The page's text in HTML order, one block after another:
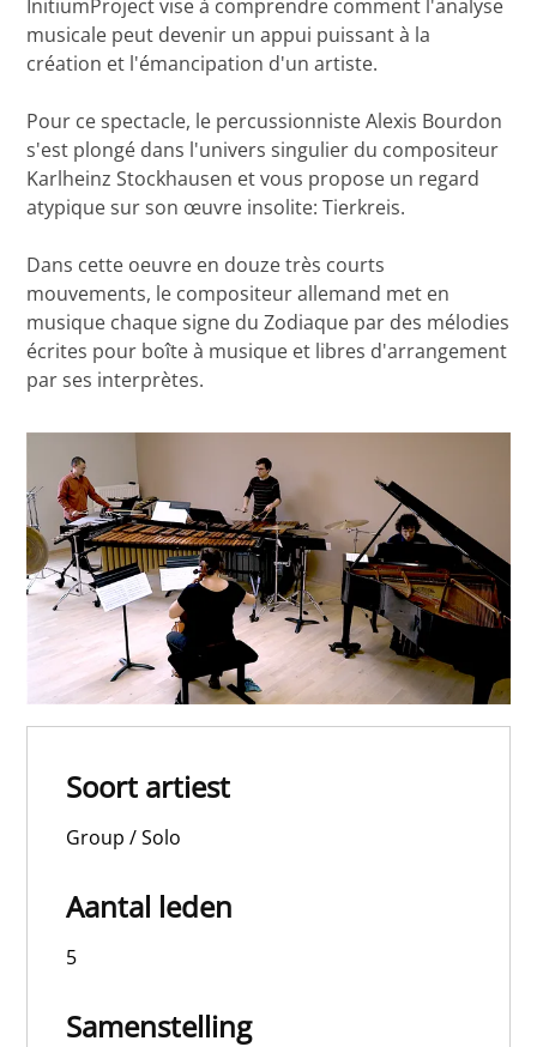
InitiumProject vise à comprendre comment l'analyse
musicale peut devenir un appui puissant à la
création et l'émancipation d'un artiste.
Pour ce spectacle, le percussionniste Alexis Bourdon
s'est plongé dans l'univers singulier du compositeur
Karlheinz Stockhausen et vous propose un regard
atypique sur son œuvre insolite: Tierkreis.
Dans cette oeuvre en douze très courts
mouvements, le compositeur allemand met en
musique chaque signe du Zodiaque par des mélodies
écrites pour boîte à musique et libres d'arrangement
par ses interprètes.
Soort artiest
Group / Solo
Aantal leden
5
Samenstelling